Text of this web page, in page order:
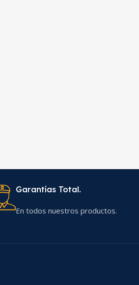
Garantías Total.
En todos nuestros productos.